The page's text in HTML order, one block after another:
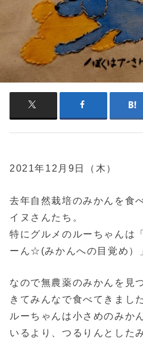
2021年12月9日（木）
去年自然栽培のみかんを食
イヌさんたち。
特にグルメのルーちゃんは
ーん☆(みかんへの目覚め）
なので無農薬のみかんを見
きてみんなで食べてきました
ルーちゃんは小さめのみか
いるより、つるりんとした